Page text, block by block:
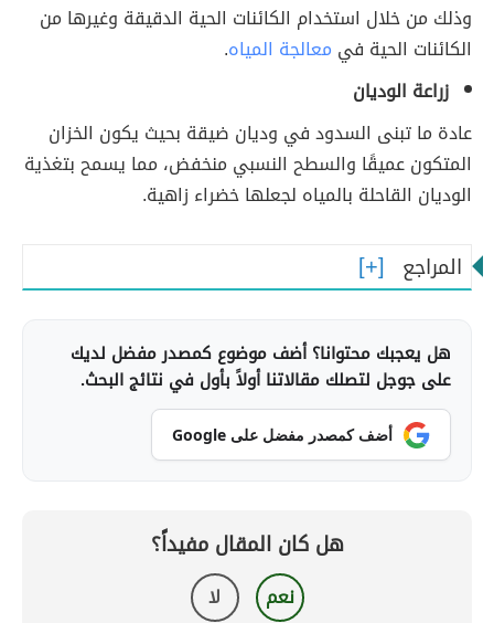
وذلك من خلال استخدام الكائنات الحية الدقيقة وغيرها من
الكائنات الحية في معالجة المياه.
زراعة الوديان
عادة ما تبنى السدود في وديان ضيقة بحيث يكون الخزان
المتكون عميقًا والسطح النسبي منخفض، مما يسمح بتغذية
الوديان القاحلة بالمياه لجعلها خضراء زاهية.
المراجع
هل يعجبك محتوانا؟ أضف موضوع كمصدر مفضل لديك
على جوجل لتصلك مقالاتنا أولاً بأول في نتائج البحث.
أضف كمصدر مفضل على Google
هل كان المقال مفيداً؟
نعم لا